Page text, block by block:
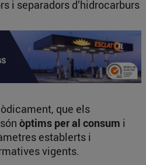
i separadors d’hidrocarburs
que els
òptims per al consum i
establerts i
vigents.